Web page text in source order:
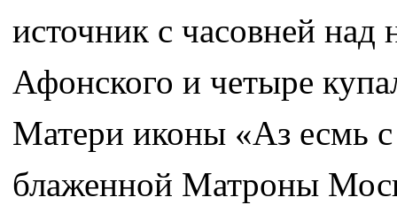
источник с часовней
Афонского и четыре
Матери иконы «Аз есмь
блаженной Матроны